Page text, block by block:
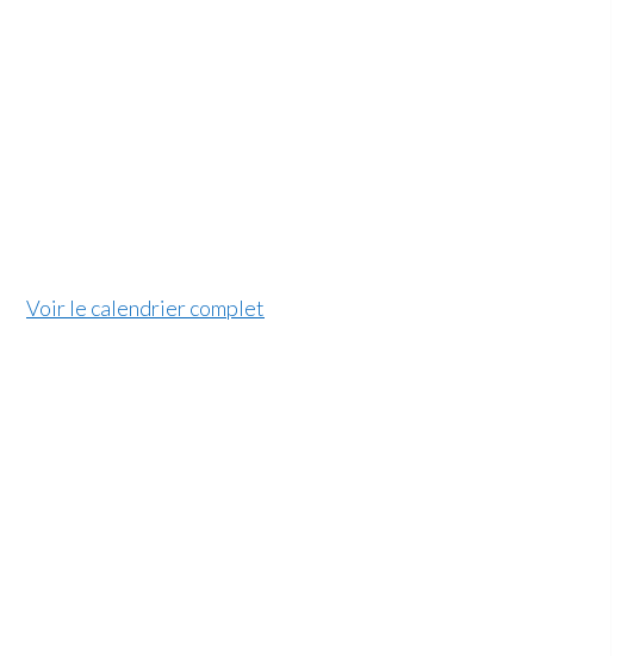
Voir le calendrier complet